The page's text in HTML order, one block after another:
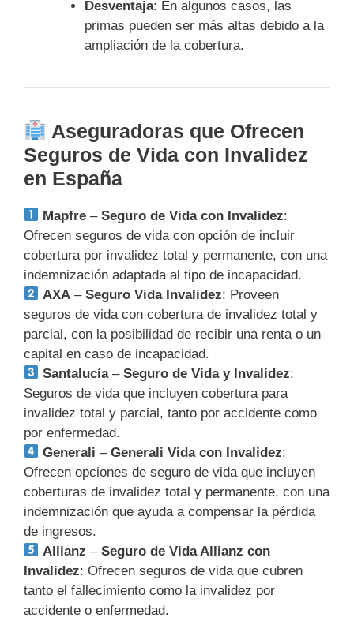
Desventaja: En algunos casos, las
primas pueden ser más altas debido a la
ampliación de la cobertura.
Aseguradoras que Ofrecen
Seguros de Vida con Invalidez
en España
Mapfre –Seguro de Vida con Invalidez:
Ofrecen seguros de vida con opción de incluir
cobertura por invalidez total y permanente, con una
indemnización adaptada al tipo de incapacidad.
AXA –Seguro Vida Invalidez: Proveen
seguros de vida con cobertura de invalidez total y
parcial, con la posibilidad de recibir una renta o un
capital en caso de incapacidad.
Santalucía–Seguro de Vida y Invalidez:
Seguros de vida que incluyen cobertura para
invalidez total y parcial, tanto por accidente como
por enfermedad.
Generali –Generali Vida con Invalidez:
Ofrecen opciones de seguro de vida que incluyen
coberturas de invalidez total y permanente, con una
indemnización que ayuda a compensar la pérdida
de ingresos.
Allianz –Seguro de Vida Allianz con
Invalidez: Ofrecen seguros de vida que cubren
tanto el fallecimiento como la invalidez por
accidente o enfermedad.